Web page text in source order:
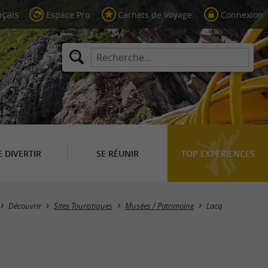
Espace Pro Carnets de Voyage Connexion
DIVERTIR SE RÉUNIR TOP EXPÉRIENCES
Masquer la carte
Découvrir Sites Touristiques Musées / Patrimoine Lacq